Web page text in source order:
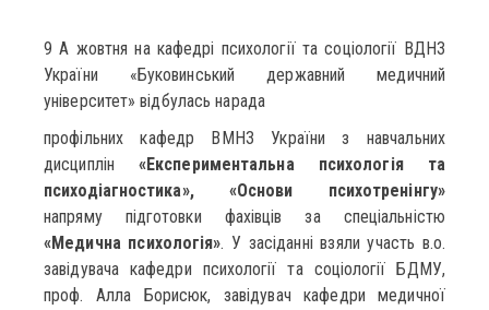
9 A жовтня на кафедрі психології та соціології ВДНЗ
України «Буковинський державний медичний
університет» відбулась нарада
профільних кафедр ВМНЗ України з навчальних
дисциплін «Експериментальна психологія та
психодіагностика», «Основи психотренінгу»
напряму підготовки фахівців за спеціальністю
«Медична психологія». У засіданні взяли участь в.о.
завідувача кафедри психології та соціології БДМУ,
проф. Алла Борисюк, завідувач кафедри медичної